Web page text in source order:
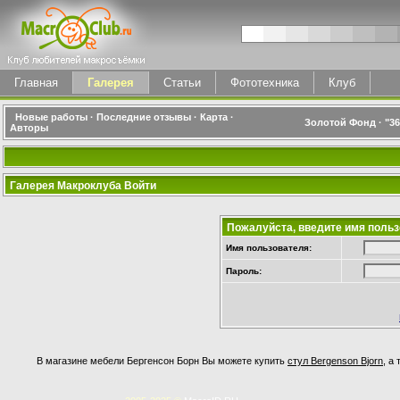
Главная Галерея Статьи Фототехника Клуб
Новые работы · Последние отзывы · Карта ·
Авторы
Золотой Фонд ·
Галерея Макроклуба Войти
Пожалуйста, введите имя
Имя пользователя:
Пароль:
В магазине мебели Бергенсон Борн Вы можете купить стул Bergenson Bjorn ,